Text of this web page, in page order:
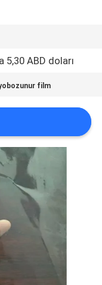
5,30 ABD doları
film